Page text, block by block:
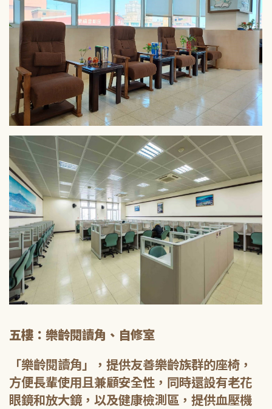
五樓：樂齡閱讀角、自修室
「樂齡閱讀角」，提供友善樂齡族群的座椅，
方便長輩使用且兼顧安全性，同時還設有老花
眼鏡和放大鏡，以及健康檢測區，提供血壓機